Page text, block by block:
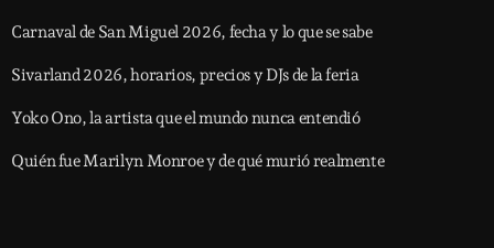
Carnaval de San Miguel 2026, fecha y lo que se sabe
Sivarland 2026, horarios, precios y DJs de la feria
Yoko Ono, la artista que el mundo nunca entendió
Quién fue Marilyn Monroe y de qué murió realmente